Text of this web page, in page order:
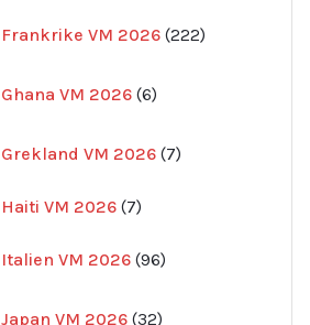
Frankrike VM 2026 222
produkter
Ghana VM 2026 6
produkter
Grekland VM 2026 7
produkter
Haiti VM 2026 77
Italien VM 2026 96
produkter
Japan VM 2026 32